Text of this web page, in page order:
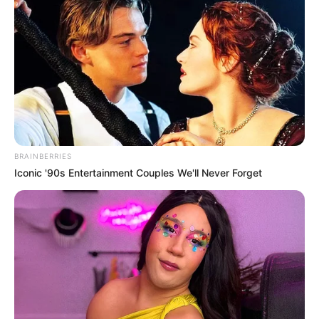
A Magyarország című szám még 2005-ben
robbant be, és azonnal nemzeti érzelmeket
megmozgató himnikus dallá vált. Az énekesnő
legendás fellépése a Lánchíd tetején máig
emlékezetes maradt.
BRAINBERRIES
Iconic '90s Entertainment Couples We'll Never Forget